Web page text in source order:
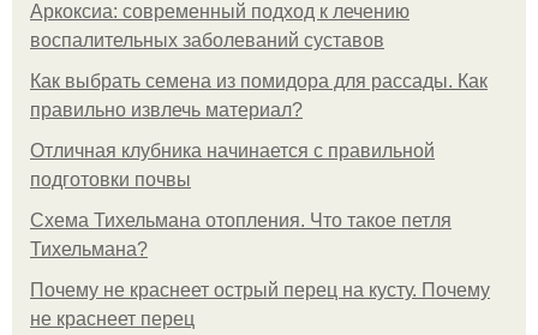
Аркоксиа: современный подход к лечению
воспалительных заболеваний суставов
Как выбрать семена из помидора для рассады. Как
правильно извлечь материал?
Отличная клубника начинается с правильной
подготовки почвы
Схема Тихельмана отопления. Что такое петля
Тихельмана?
Почему не краснеет острый перец на кусту. Почему
не краснеет перец